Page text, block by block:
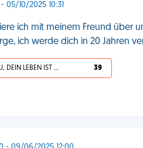
05/10/2025 10:31
ich mit meinem Freund über
ich werde dich in 20 Jahren
ICH STIMME ZU, DEIN LEBEN IST SCHEISSE 39